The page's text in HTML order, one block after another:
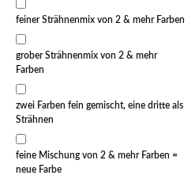
feiner Strähnenmix von 2 & mehr Farben
grober Strähnenmix von 2 & mehr
Farben
zwei Farben fein gemischt, eine dritte als
Strähnen
feine Mischung von 2 & mehr Farben =
neue Farbe